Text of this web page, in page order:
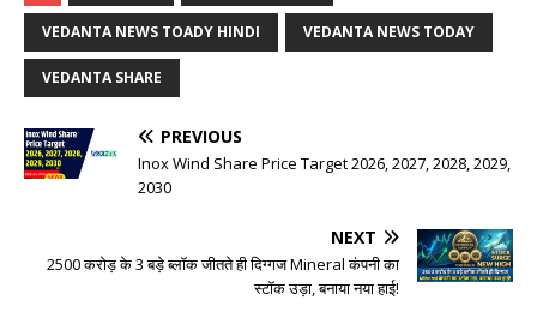
VEDANTA NEWS TOADY HINDI VEDANTA NEWS TODAY
VEDANTA SHARE
PREVIOUS
Inox Wind Share Price Target 2026, 2027, 2028, 2029,
2030
NEXT
2500 करोड़ के 3 बड़े ब्लॉक जीतते ही दिग्गज Mineral कंपनी का
स्टॉक उड़ा, बनाया नया हाई!